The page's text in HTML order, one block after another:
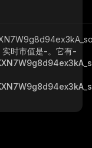
实时市值是-。它有-